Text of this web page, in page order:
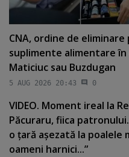
CNA, ordine de
suplimente alimentare în
Maticiuc sau Buzdugan
5 AUG 2026 20:43 0
VIDEO. Moment ireal la
Păcuraru, fiica
o ţară aşezată la poalele
oameni harnici...”